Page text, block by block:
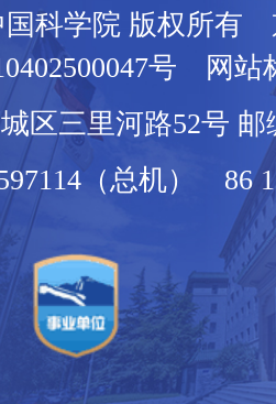
国科学院 版权所有
号 网站
区三里河路52号 邮
（总机） 86